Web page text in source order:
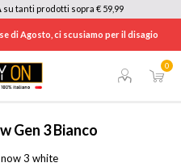
su tanti prodotti sopra € 59,99
di Agosto, ci scusiamo per il disagio
0
/ FOTOCAMERE ISTANTANEE
Gen 3 Bianco
3 white